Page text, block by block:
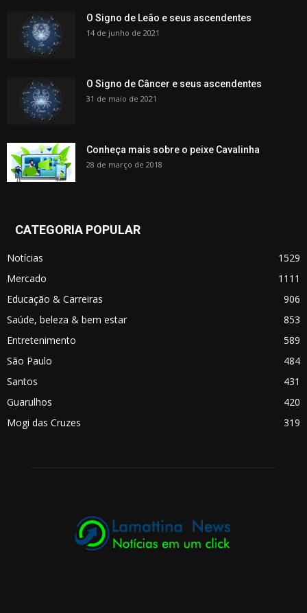
O Signo de Leão e seus ascendentes
14 de junho de 2021
O Signo de Câncer e seus ascendentes
31 de maio de 2021
Conheça mais sobre o peixe Cavalinha
28 de março de 2018
CATEGORIA POPULAR
Notícias
1529
Mercado
1111
Educação & Carreiras
906
Saúde, beleza & bem estar
853
Entretenimento
589
São Paulo
484
Santos
431
Guarulhos
420
Mogi das Cruzes
319